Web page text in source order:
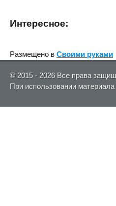
Интересное:
Размещено в Своими руками
© 2015 - 2026 Все права
При использовании